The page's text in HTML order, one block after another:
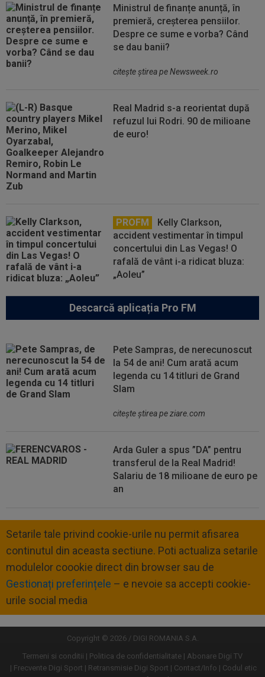
Ministrul de finanțe anunță, în
premieră, creșterea pensiilor.
Despre ce sume e vorba? Când
se dau banii?
citeşte ştirea pe Newsweek.ro
Real Madrid s-a reorientat după
refuzul lui Rodri. 90 de milioane
de euro!
PROFM
Kelly Clarkson,
accident vestimentar în timpul
concertului din Las Vegas! O
rafală de vânt i-a ridicat bluza:
„Aoleu”
Descarcă aplicația Pro FM
Pete Sampras, de nerecunoscut
la 54 de ani! Cum arată acum
legenda cu 14 titluri de Grand
Slam
citeşte ştirea pe ziare.com
Arda Guler a spus ”DA” pentru
transferul de la Real Madrid!
Salariu de 18 milioane de euro pe
an
Setarile tale privind cookie-urile nu permit afisarea
continutul din aceasta sectiune. Poti actualiza setarile
modulelor coookie direct din browser sau de
Gestionați preferințele – e nevoie sa accepti cookie-
urile social media
Copyright © 2026 / DIGI ROMANIA S.A.
Termeni si conditii
Politica de confidentialitate
Abonare Digi TV
Frecvente Digi Sport
Retransmisie Digi Sport Contact/Info
Codul etic